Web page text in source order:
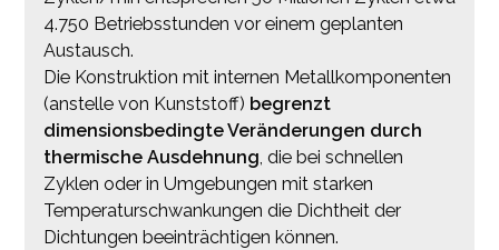
4.750 Betriebsstunden vor einem geplanten
Austausch.
Die Konstruktion mit internen Metallkomponenten
(anstelle von Kunststoff) begrenzt
dimensionsbedingte Veränderungen durch
thermische Ausdehnung, die bei schnellen
Zyklen oder in Umgebungen mit starken
Temperaturschwankungen die Dichtheit der
Dichtungen beeinträchtigen können.